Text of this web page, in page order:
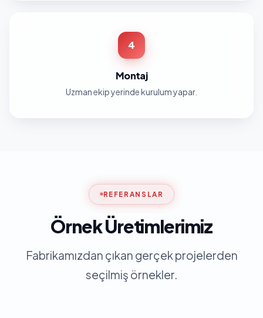
4
Montaj
Uzman ekip yerinde kurulum yapar.
REFERANSLAR
Örnek Üretimlerimiz
Fabrikamızdan çıkan gerçek projelerden
seçilmiş örnekler.